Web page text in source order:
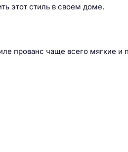
этот стиль в своем доме.
прованс чаще всего мягкие